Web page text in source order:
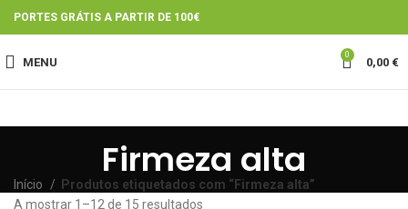
PORTES GRÁTIS A PARTIR DE 100€
MENU
0
0,00 €
Firmeza alta
Início
Produtos etiquetados com “Firmeza alta”
A mostrar 1–12 de 15 resultados